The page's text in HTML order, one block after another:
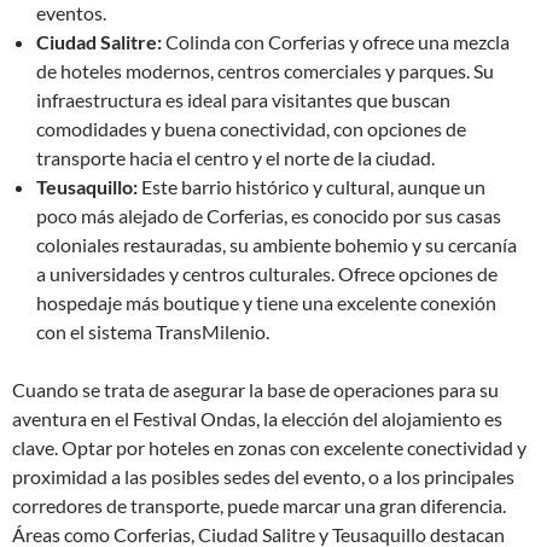
eventos.
Ciudad Salitre:Colinda con Corferias y ofrece una mezcla
de hoteles modernos, centros comerciales y parques. Su
infraestructura es ideal para visitantes que buscan
comodidades y buena conectividad, con opciones de
transporte hacia el centro y el norte de la ciudad.
Teusaquillo: Este barrio histórico y cultural, aunque un
poco más alejado de Corferias, es conocido por sus casas
coloniales restauradas, su ambiente bohemio y su cercanía
a universidades y centros culturales. Ofrece opciones de
hospedaje más boutique y tiene una excelente conexión
con el sistema TransMilenio.
Cuando se trata de asegurar la base de operaciones para su
aventura en el Festival Ondas, la elección del alojamiento es
clave. Optar por hoteles en zonas con excelente conectividad y
proximidad a las posibles sedes del evento, o a los principales
corredores de transporte, puede marcar una gran diferencia.
Áreas como Corferias, Ciudad Salitre y Teusaquillo destacan